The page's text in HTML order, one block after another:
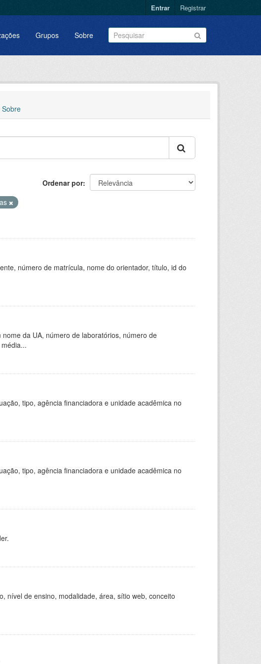
Entrar Registrar
Grupos Sobre
Sobre
Ordenar por
número de matrícula, nome do orientador, título, id do
da UA, número de laboratórios, número de
tipo, agência financiadora e unidade acadêmica no
tipo, agência financiadora e unidade acadêmica no
nível de ensino, modalidade, área, sítio web, conceito